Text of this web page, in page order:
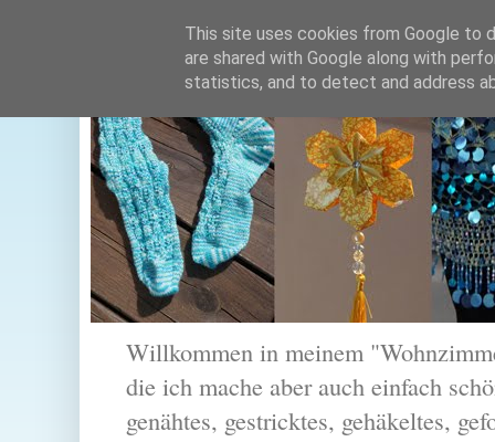
Willkommen in meinem
die ich mache aber auch einfach
genähtes, gestricktes, gehäkeltes,
This site uses cookies from Google to
are shared with Google along with
statistics, and to detect and address